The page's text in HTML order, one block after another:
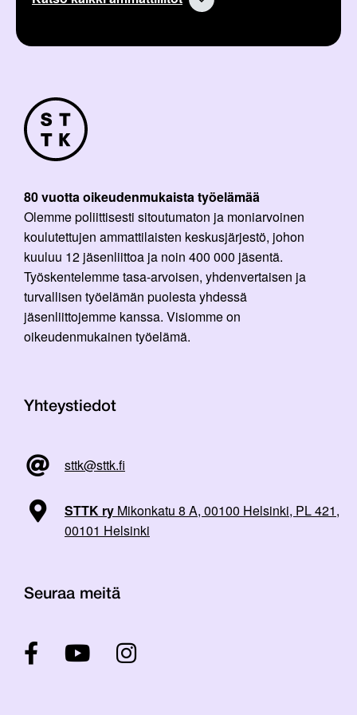
:
80 vuotta oikeudenmukaista työelämää
Olemme poliittisesti sitoutumaton ja moniarvoinen
koulutettujen ammattilaisten keskusjärjestö, johon
kuuluu 12 jäsenliittoa ja noin 400 000 jäsentä.
Työskentelemme tasa-arvoisen, yhdenvertaisen ja
turvallisen työelämän puolesta yhdessä
jäsenliittojemme kanssa. Visiomme on
oikeudenmukainen työelämä.
Yhteystiedot
sttk@sttk.fi
STTK ry Mikonkatu 8 A, 00100 Helsinki, PL 421,
00101 Helsinki
Seuraa meitä